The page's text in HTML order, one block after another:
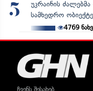
5
უკრაინის
სამხედრო
4769
ჩვენს შესახებ